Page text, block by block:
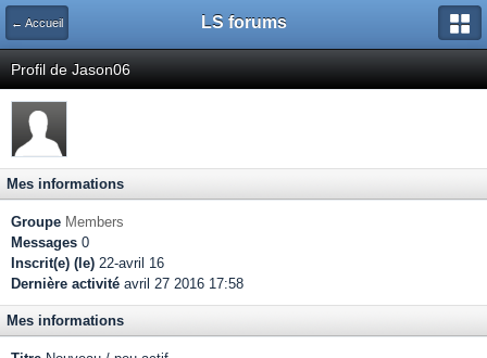
← Accueil LS forums
Profil de Jason06
Mes informations
Groupe Members
Messages 0
Inscrit(e) (le) 22-avril 16
Dernière activité avril 27 2016 17:58
Mes informations